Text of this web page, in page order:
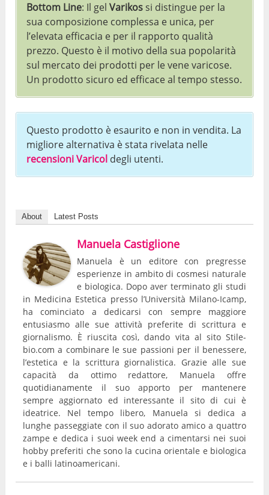
Bottom Line: Il gelVarikossi distingue per la
sua composizione complessa e unica, per
l’elevata efficacia e per il rapporto qualità
prezzo. Questo è il motivo della sua popolarità
sul mercato dei prodotti per le vene varicose.
Un prodotto sicuro ed efficace al tempo stesso.
Questo prodotto è esaurito e non in vendita. La
migliore alternativa è stata rivelata nelle
recensioni Varicol degli utenti.
About Latest Posts
Manuela Castiglione
Manuela è un editore con pregresse
esperienze in ambito di cosmesi naturale
e biologica. Dopo aver terminato gli studi
in Medicina Estetica presso l’Università Milano-Icamp,
ha cominciato a dedicarsi con sempre maggiore
entusiasmo alle sue attività preferite di scrittura e
giornalismo. È riuscita così, dando vita al sito Stile-
bio.com a combinare le sue passioni per il benessere,
l’estetica e la scrittura giornalistica. Grazie alle sue
capacità da ottimo redattore, Manuela offre
quotidianamente il suo apporto per mantenere
sempre aggiornato ed interessante il sito di cui è
ideatrice. Nel tempo libero, Manuela si dedica a
lunghe passeggiate con il suo adorato amico a quattro
zampe e dedica i suoi week end a cimentarsi nei suoi
hobby preferiti che sono la cucina orientale e biologica
e i balli latinoamericani.